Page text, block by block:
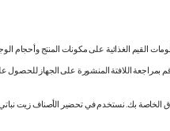
القيم الغذائية على مكونات المنتج وأحجام
اللافتة المنشورة على الجهاز للحصول
الخاصة بك. نستخدم في تحضير الأصناف زيت